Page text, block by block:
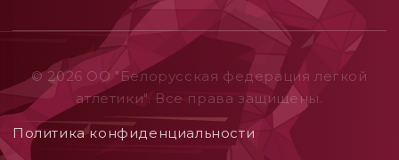
© 2026 ОO "Белорусская федерация легкой
атлетики". Все права защищены.
Политика конфиденциальности